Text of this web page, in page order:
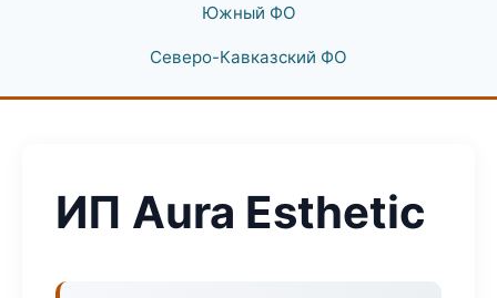
Южный ФО
Северо-Кавказский ФО
ИП Aura Esthetic